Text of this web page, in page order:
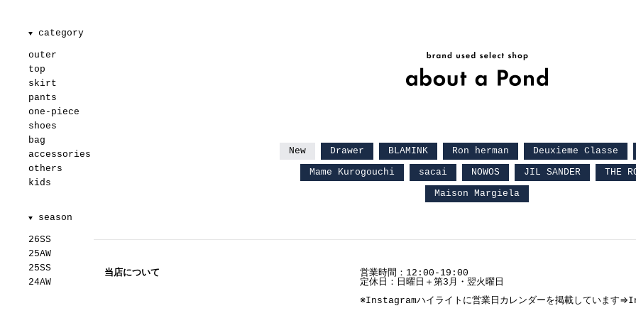
New Drawer BLAMINK Ron herman Deuxieme Classe
Mame Kurogouchi
sacai NOWOS JIL SANDER
THE
Maison Margiela
▼ category
outer
top
skirt
pants
one-piece
shoes
bag
accessories
others
kids
▼ season
26SS
25AW
25SS
24AW
当店について
営業時間：12:00-19:00
定休日：日曜日＋第3月・翌火曜日
※Instagramハイライトに営業日カレンダーを掲載しています⇒